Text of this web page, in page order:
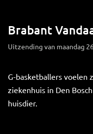
Brabant
Uitzending van maandag
G-basketballers voelen
ziekenhuis in Den
huisdier.